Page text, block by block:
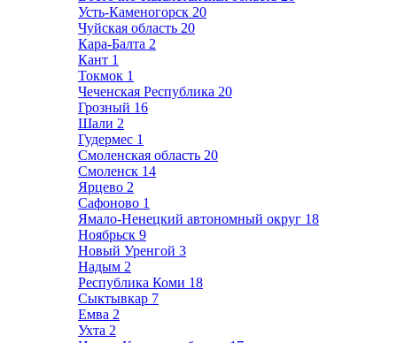
Усть-Каменогорск 20
Чуйская область 20
Кара-Балта 2
Кант 1
Токмок 1
Чеченская Республика 20
Грозный 16
Шали 2
Гудермес 1
Смоленская область 20
Смоленск 14
Ярцево 2
Сафоново 1
Ямало-Ненецкий автономный округ 18
Ноябрьск 9
Новый Уренгой 3
Надым 2
Республика Коми 18
Сыктывкар 7
Емва 2
Ухта 2